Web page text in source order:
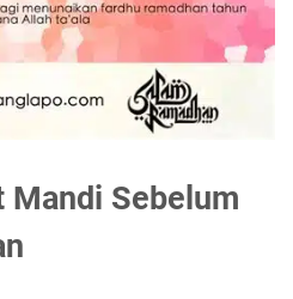
Mandi Sebelum